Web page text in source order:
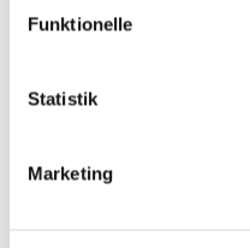
Funktionelle
Statistik
Marketing
...